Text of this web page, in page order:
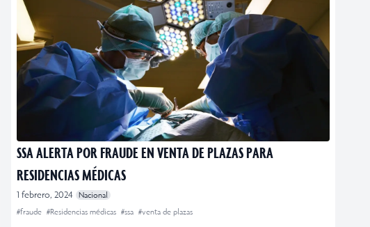
SSA ALERTA POR FRAUDE EN VENTA DE PLAZAS PARA
RESIDENCIAS MÉDICAS
1 febrero, 2024
Nacional
#fraude #Residencias médicas #ssa #venta de plazas